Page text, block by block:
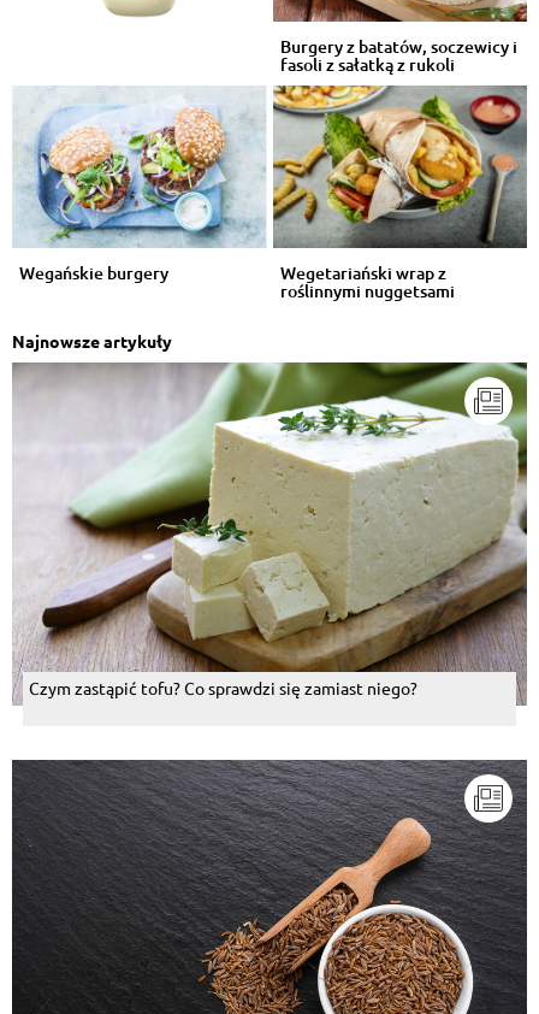
Burgery z batatów, soczewicy i
fasoli z sałatką z rukoli
Wegańskie burgery Wegetariański wrap z
roślinnymi nuggetsami
Najnowsze artykuły
Czym zastąpić tofu? Co sprawdzi się zamiast niego?